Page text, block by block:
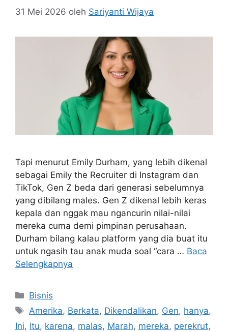
31 Mei 2026 oleh Sariyanti Wijaya
Tapi menurut Emily Durham, yang lebih dikenal
sebagai Emily the Recruiter di Instagram dan
TikTok, Gen Z beda dari generasi sebelumnya
yang dibilang males. Gen Z dikenal lebih keras
kepala dan nggak mau ngancurin nilai-nilai
mereka cuma demi pimpinan perusahaan.
Durham bilang kalau platform yang dia buat itu
untuk ngasih tau anak muda soal “cara … Baca
Selengkapnya
Kategori
Bisnis
Tag
Amerika, Berkata, Dikendalikan, Gen, hanya,
Ini, Itu, karena, malas, Marah, mereka, perekrut,